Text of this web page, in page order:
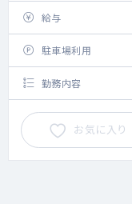
給与
駐車場利用
勤務内容
お気に入り